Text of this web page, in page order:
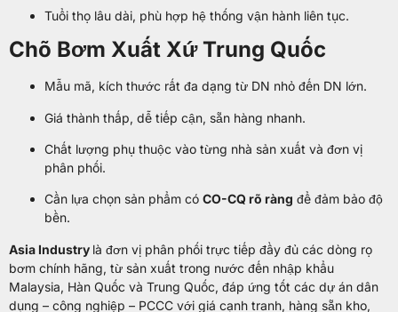
Tuổi thọ lâu dài, phù hợp hệ thống vận hành liên tục.
Chõ Bơm Xuất Xứ Trung Quốc
Mẫu mã, kích thước rất đa dạng từ DN nhỏ đến DN lớn.
Giá thành thấp, dễ tiếp cận, sẵn hàng nhanh.
Chất lượng phụ thuộc vào từng nhà sản xuất và đơn vị
phân phối.
Cần lựa chọn sản phẩm có CO-CQ rõ ràng để đảm bảo độ
bền.
Asia Industry là đơn vị phân phối trực tiếp đầy đủ các dòng rọ
bơm chính hãng, từ sản xuất trong nước đến nhập khẩu
Malaysia, Hàn Quốc và Trung Quốc, đáp ứng tốt các dự án dân
dụng – công nghiệp – PCCC với giá cạnh tranh, hàng sẵn kho,